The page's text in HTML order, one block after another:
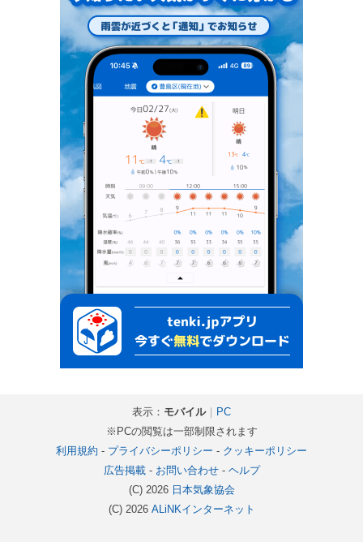
表示： モバイル｜
PC
※PCの閲覧は一部制限されます
利用規約 - プライバシーポリシー - クッキーポリシー
広告掲載- お問い合わせ- ヘルプ
(C) 2026 日本気象協会
(C) 2026 ALiNKインターネット